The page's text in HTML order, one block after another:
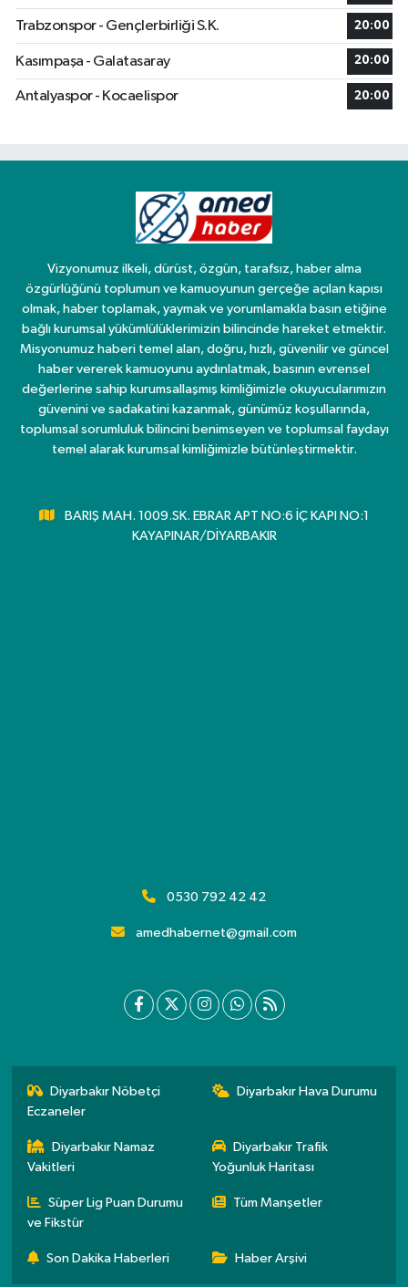
Trabzonspor - Gençlerbirliği S.K. 20:00
Kasımpaşa - Galatasaray 20:00
Antalyaspor - Kocaelispor 20:00
Vizyonumuz ilkeli, dürüst, özgün, tarafsız, haber alma
özgürlüğünü toplumun ve kamuoyunun gerçeğe açılan kapısı
olmak, haber toplamak, yaymak ve yorumlamakla basın etiğine
bağlı kurumsal yükümlülüklerimizin bilincinde hareket etmektir.
Misyonumuz haberi temel alan, doğru, hızlı, güvenilir ve güncel
haber vererek kamuoyunu aydınlatmak, basının evrensel
değerlerine sahip kurumsallaşmış kimliğimizle okuyucularımızın
güvenini ve sadakatini kazanmak, günümüz koşullarında,
toplumsal sorumluluk bilincini benimseyen ve toplumsal faydayı
temel alarak kurumsal kimliğimizle bütünleştirmektir.
BARIŞ MAH. 1009.SK. EBRAR APT NO:6 İÇ KAPI NO:1
KAYAPINAR/DİYARBAKIR
0530 792 42 42
amedhabernet@gmail.com
Diyarbakır Nöbetçi
Eczaneler
Diyarbakır Hava Durumu
Diyarbakır Namaz
Vakitleri
Diyarbakır Trafik
Yoğunluk Haritası
Süper Lig Puan Durumu
ve Fikstür
Tüm Manşetler
Son Dakika Haberleri Haber Arşivi